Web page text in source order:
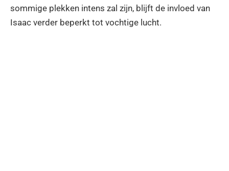
sommige plekken intens zal zijn, blijft de invloed van
Isaac verder beperkt tot vochtige lucht.